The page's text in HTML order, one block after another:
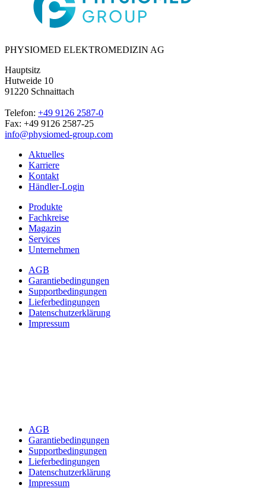
PHYSIOMED ELEKTROMEDIZIN AG
Hauptsitz
Hutweide 10
91220 Schnaittach
Telefon: +49 9126 2587-0
Fax: +49 9126 2587-25
info@physiomed-group.com
Aktuelles
Karriere
Kontakt
Händler-Login
Produkte
Fachkreise
Magazin
Services
Unternehmen
AGB
Garantiebedingungen
Supportbedingungen
Lieferbedingungen
Datenschutzerklärung
Impressum
AGB
Garantiebedingungen
Supportbedingungen
Lieferbedingungen
Datenschutzerklärung
Impressum